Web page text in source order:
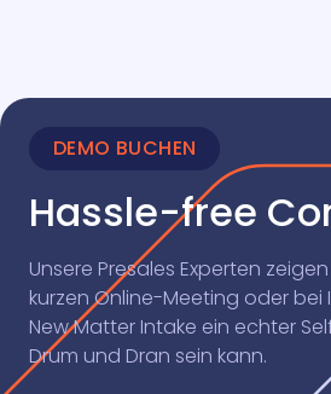
DEMO BUCHEN
Hassle-free
Unsere Presales Experten
kurzen Online-Meeting oder bei
New Matter Intake ein echter
Drum und Dran sein kann.